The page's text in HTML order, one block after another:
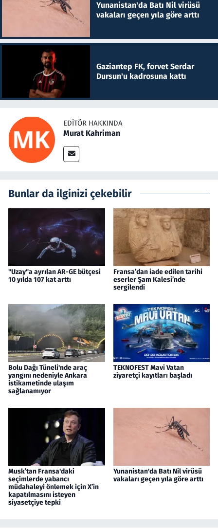
Yunanistan'da Batı Nil virüsü
vakaları geçen yıla göre arttı
Gaziantep FK, forvet Serdar
Dursun'u kadrosuna kattı
EDITÖR HAKKINDA
Murat Kahriman
Bunlar da ilginizi çekebilir
"Uzay"a ayrılan AR-GE bütçesi
10 yılda 107 kat arttı
Fransa’dan iade edilen tarihi
eserler Şam Kalesi’nde
sergilendi
Bolu Dağı Tüneli'nde araç
yangını nedeniyle Ankara
istikametinde ulaşım
sağlanamıyor
TEKNOFEST Mavi Vatan
ziyaretçi kayıtları başladı
Musk’tan Fransa'daki
seçimlerde yabancı
müdahaleyi önlemek için X’in
kapatılmasını isteyen
siyasetçiye tepki
Yunanistan'da Batı Nil virüsü
vakaları geçen yıla göre arttı